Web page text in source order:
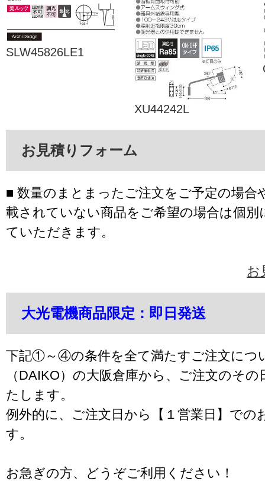
SLW45826LE1
XU44242L
お見積りフォーム
■ 数量のまとまったご注文をご予定の場合
載されていない商品をご希望の場合は個別
ていただきます。
お
大光電機商品限定：即日発送
下記①～④の条件を全て満たすご注文につ
（DAIKO）の大阪倉庫から、ご注文のそ
たします。
例外的に、ご注文日から【１営業日】での
す。
お急ぎの方、どうぞご利用ください！